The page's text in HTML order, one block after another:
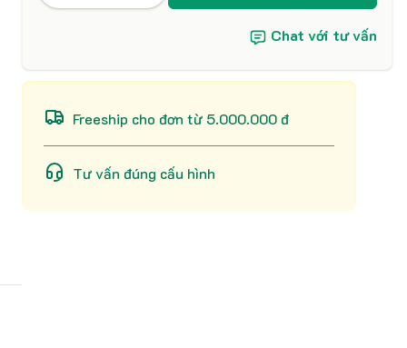
Chat với tư vấn
Freeship cho đơn từ 5.000.000 đ
Tư vấn đúng cấu hình